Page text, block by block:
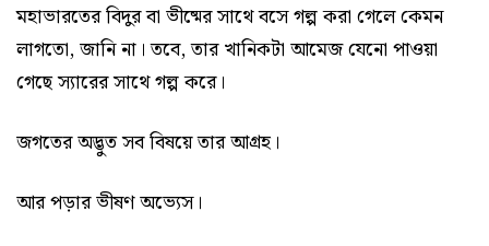
মহাভারতের বিদুর বা ভীষ্মের সাথে বসে গল্প করা গেলে কেমন
লাগতো, জানি না। তবে, তার খানিকটা আমেজ যেনো পাওয়া
গেছে স্যারের সাথে গল্প করে।
জগতের অদ্ভুত সব বিষয়ে তার আগ্রহ।
আর পড়ার ভীষণ অভ্যেস।